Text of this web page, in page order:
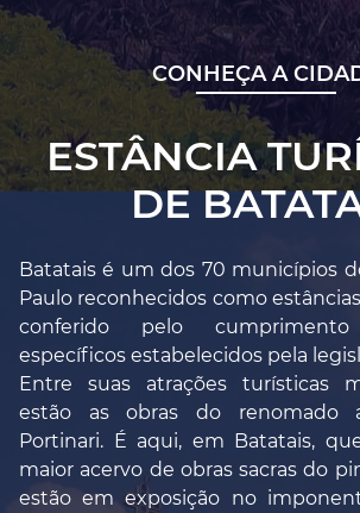
CONHEÇA A
ESTÂNCIA
DE
Batatais é um dos 70 municípios
Paulo reconhecidos como
conferido pelo
específicos estabelecidos pela
Entre suas atrações turísticas
estão as obras do renomado
Portinari. É aqui, em Batatais,
maior acervo de obras sacras do
estão em exposição no